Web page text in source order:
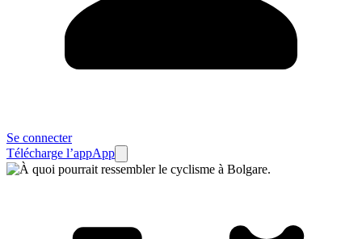
Se connecter
Télécharge l’appApp